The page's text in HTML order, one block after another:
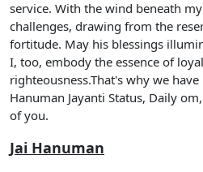
service. With the wind beneath
challenges, drawing from the
fortitude. May his blessings
I, too, embody the essence of
righteousness.That's why we
Hanuman Jayanti Status, Daily
of you.
Jai Hanuman